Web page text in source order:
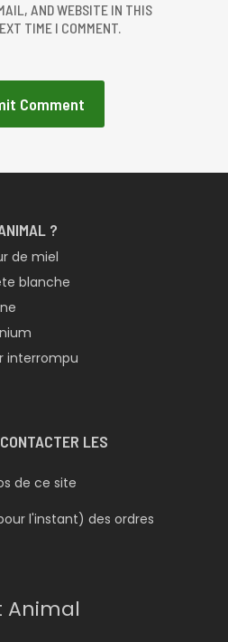
AND WEBSITE IN THIS
TIME I COMMENT.
?
de miel
blanche
interrompu
LES
de ce site
l'instant) des ordres
Animal